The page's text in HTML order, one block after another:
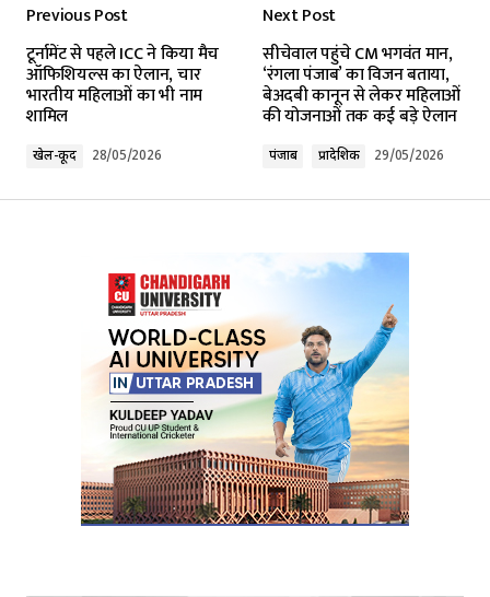
Required fields are marked*
Comment
Your E-mail*
Submit Comment
Previous Post
टूर्नामेंट से पहले ICC ने किया मैच
ऑफिशियल्स का ऐलान, चार
भारतीय महिलाओं का भी नाम
शामिल
खेल-कूद 28/05/2026
Next Post
सीचेवाल पहुंचे CM भगवंत मान,
‘रंगला पंजाब’ का विजन बताया,
बेअदबी कानून से लेकर महिलाओं
की योजनाओं तक कई बड़े ऐलान
पंजाब प्रादेशिक 29/05/2026